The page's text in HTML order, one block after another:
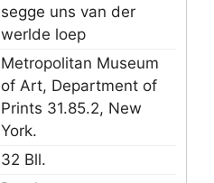
segge uns van der
werlde loep
Metropolitan Museum
of Art, Department of
Prints 31.85.2, New
York.
32 Bll.